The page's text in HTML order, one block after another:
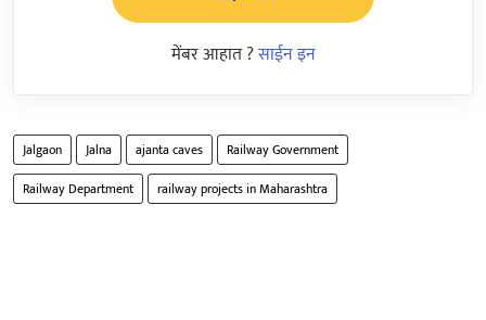
मेंबर आहात ?साईन इन
Jalgaon Jalna ajanta caves
Railway Government
Railway Department
railway projects in Maharashtra